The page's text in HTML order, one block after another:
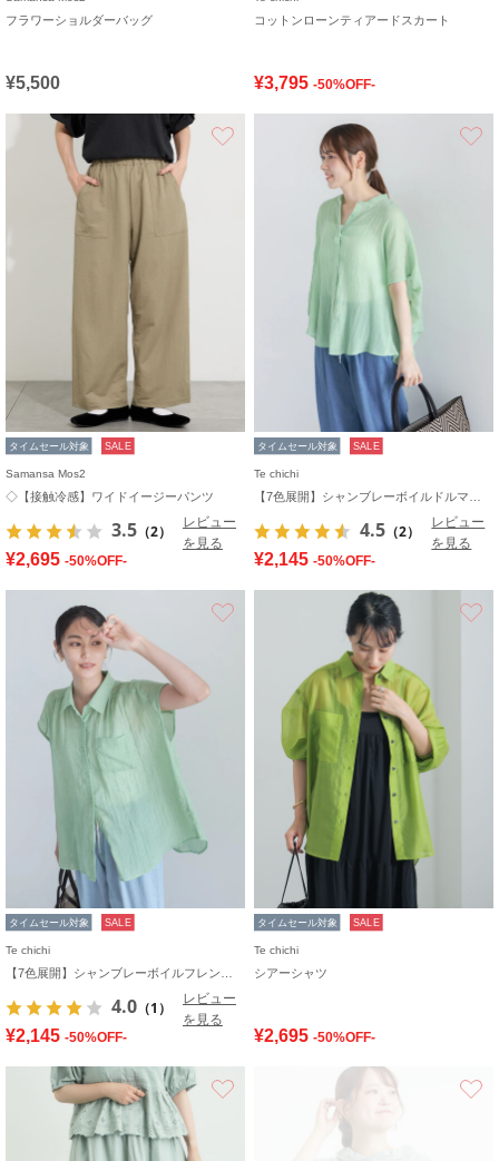
フラワーショルダーバッグ
¥5,500
コットンローンティアードスカート
¥3,795 -50%OFF-
タイムセール対象 SALE
Samansa Mos2
◇【接触冷感】ワイドイージーパンツ
3.5 （2）
レビュー
を見る
¥2,695 -50%OFF-
タイムセール対象 SALE
Te chichi
4.5 （2）
レビュー
を見る
¥2,145 -50%OFF-
タイムセール対象 SALE
Te chichi
4.0 （1）
レビュー
を見る
¥2,145 -50%OFF-
タイムセール対象 SALE
Te chichi
シアーシャツ
¥2,695 -50%OFF-